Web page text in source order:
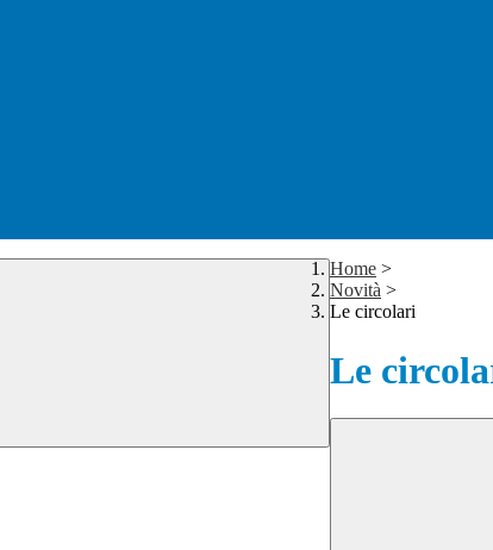
Home >
Novità >
Le circolari
Le